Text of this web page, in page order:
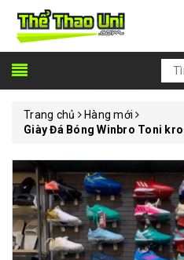
Trang chủ
Hàng mới
Giày Đá Bóng Winbro Toni